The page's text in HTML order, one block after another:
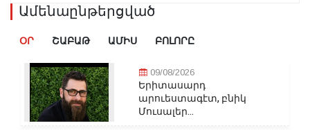
Ամենաընթերցված
ՕՐ ՇԱԲԱԹ ԱՄԻՍ ԲՈԼՈՐԸ
09/08/2026
Երիտասարդ
արուեստագէտ, բնիկ
Մուսալեր...